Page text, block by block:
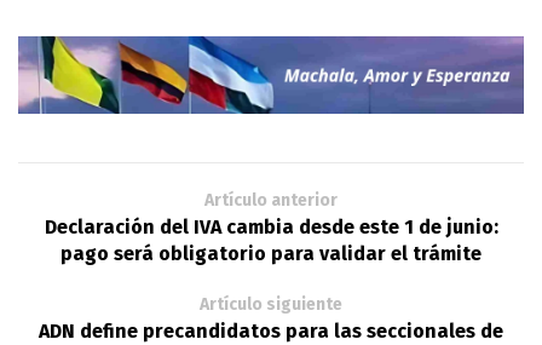
Artículo anterior
Declaración del IVA cambia desde este 1 de junio:
pago será obligatorio para validar el trámite
Artículo siguiente
ADN define precandidatos para las seccionales de